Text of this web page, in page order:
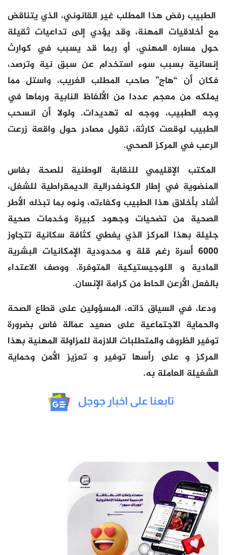
الطبيب رفض هذا المطلب غير القانوني، الذي يتناقض
مع أخلاقيات المهنة، وقد يؤدي إلى تداعيات ثقيلة
حول مساره المهني، أو ربما قد يسبب في كوارث
إنسانية بسبب سوء استخدام عن سبق نية وترصد،
فكان أن “هاج” صاحب المطلب الغريب، واستل مما
يملكه من معجم عددا من الألفاظ النابية ورماها في
وجه الطبيب، ووجه له تهديدات. ولولا أن انسحب
الطبيب لوقعت كارثة، تقول مصادر حول واقعة زرعت
الرعب في المركز الصحي.
المكتب الإقليمي للنقابة الوطنية للصحة بفاس
المنضوية في إطار الكونفدرالية الديمقراطية للشغل،
أشاد بأخلاق هذا الطبيب وكفاءته، ونوه بما تبذله الأطر
الصحية من تضحيات وجهود كبيرة وخدمات صحية
جليلة بهذا المركز الذي يغطي كثافة سكانية تتجاوز
6000 أسرة رغم قلة و محدودية الإمكانيات البشرية
المادية و اللوجيستيكية المتوفرة. ووصف الاعتداء
بالفعل الأرعن الحاط من كرامة الإنسان.
ودعا، في السياق ذاته، المسؤولين على قطاع الصحة
والحماية الاجتماعية على صعيد عمالة فاس بضرورة
توفير الظروف والمتطلبات اللازمة للمزاولة المهنية بهذا
المركز و على رأسها توفير و تعزيز الأمن وحماية
الشغيلة العاملة به.